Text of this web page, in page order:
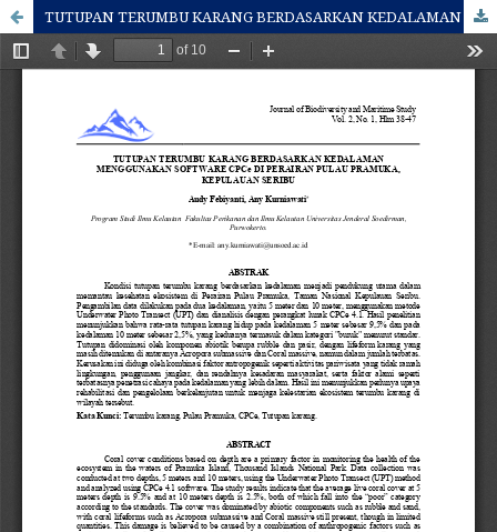
TUTUPAN TERUMBU KARANG BERDASARKAN KEDALAMAN MENGGUNAKAN SOFTWARE CPCe DI PERAIRAN PULAU PRAMUKA, KEPULAUAN SERIBU